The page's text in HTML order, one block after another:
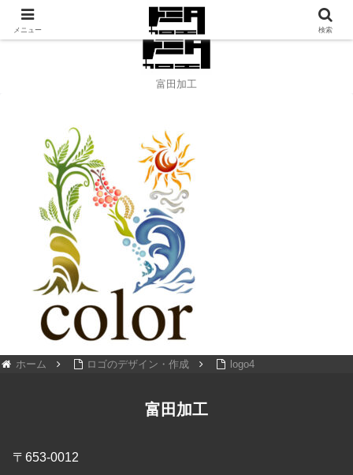
アパレル縫製、刺繍のご依頼承ります！
富田加工
ホーム ロゴのデザイン・作成 logo4
富田加工
〒653-0012
メニュー 検索